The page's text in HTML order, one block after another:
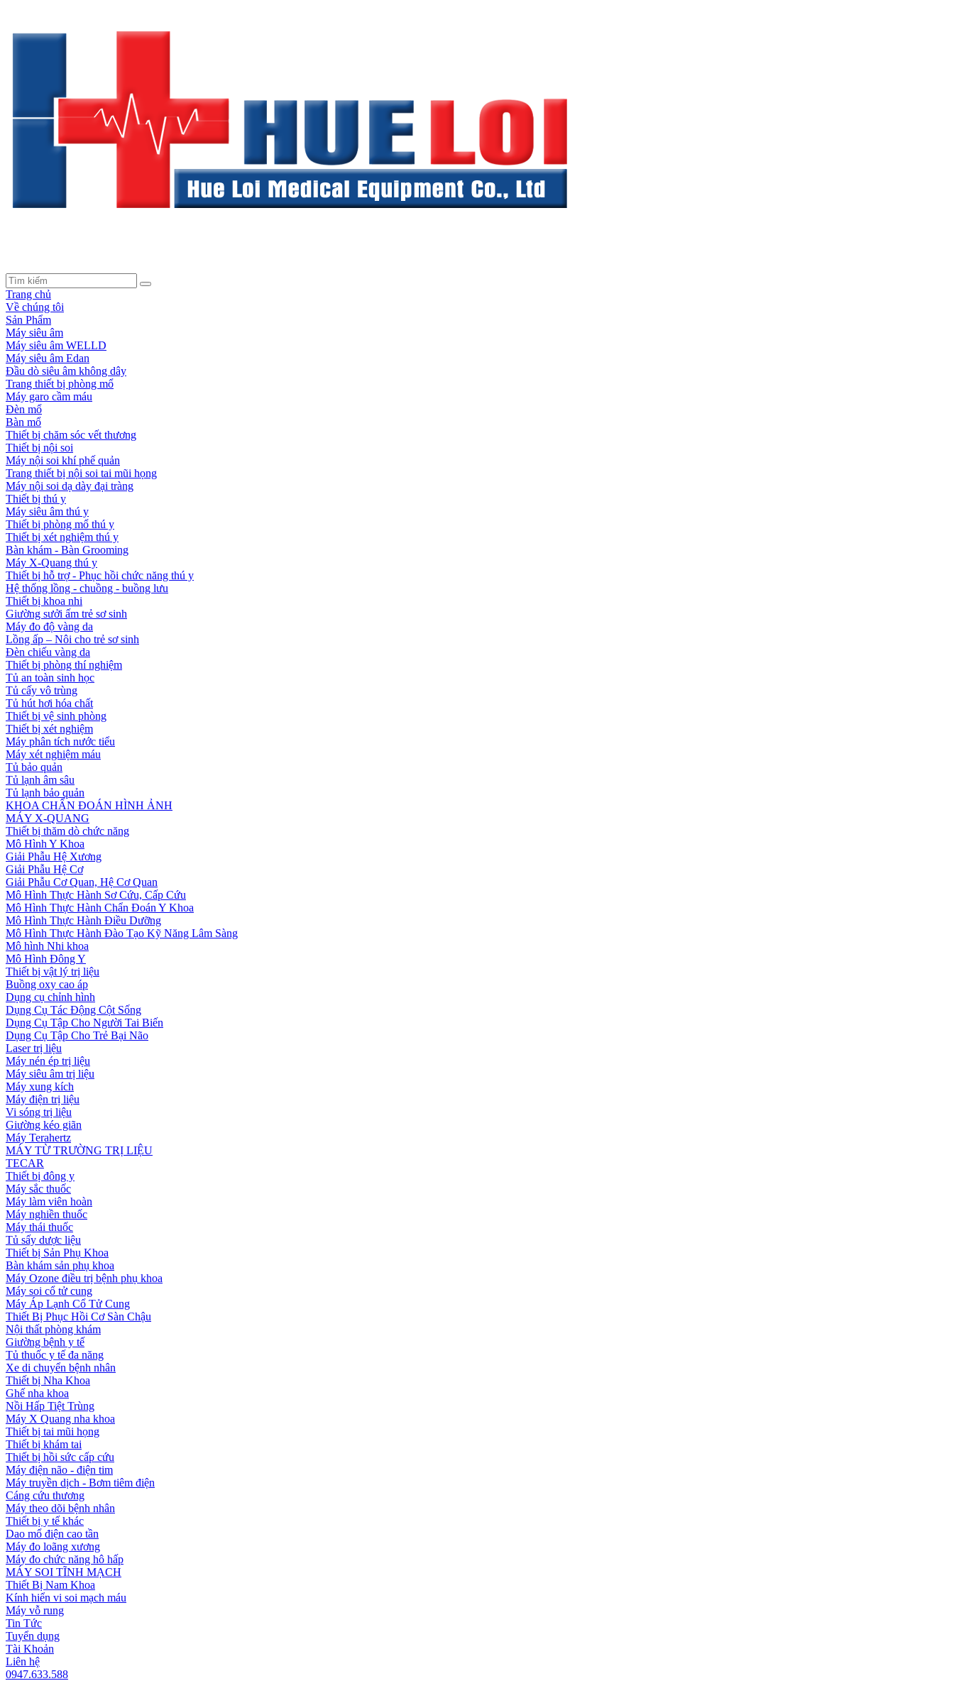
Trang chủ
Về chúng tôi
Sản Phẩm
Máy siêu âm
Máy siêu âm WELLD
Máy siêu âm Edan
Đầu dò siêu âm không dây
Trang thiết bị phòng mổ
Máy garo cầm máu
Đèn mổ
Bàn mổ
Thiết bị chăm sóc vết thương
Thiết bị nội soi
Máy nội soi khí phế quản
Trang thiết bị nội soi tai mũi họng
Máy nội soi dạ dày đại tràng
Thiết bị thú y
Máy siêu âm thú y
Thiết bị phòng mổ thú y
Thiết bị xét nghiệm thú y
Bàn khám - Bàn Grooming
Máy X-Quang thú y
Thiết bị hỗ trợ - Phục hồi chức năng thú y
Hệ thống lồng - chuồng - buồng lưu
Thiết bị khoa nhi
Giường sưởi ấm trẻ sơ sinh
Máy đo độ vàng da
Lồng ấp – Nôi cho trẻ sơ sinh
Đèn chiếu vàng da
Thiết bị phòng thí nghiệm
Tủ an toàn sinh học
Tủ cấy vô trùng
Tủ hút hơi hóa chất
Thiết bị vệ sinh phòng
Thiết bị xét nghiệm
Máy phân tích nước tiểu
Máy xét nghiệm máu
Tủ bảo quản
Tủ lạnh âm sâu
Tủ lạnh bảo quản
KHOA CHẨN ĐOÁN HÌNH ẢNH
MÁY X-QUANG
Thiết bị thăm dò chức năng
Mô Hình Y Khoa
Giải Phẫu Hệ Xương
Giải Phẫu Hệ Cơ
Giải Phẫu Cơ Quan, Hệ Cơ Quan
Mô Hình Thực Hành Sơ Cứu, Cấp Cứu
Mô Hình Thực Hành Chẩn Đoán Y Khoa
Mô Hình Thực Hành Điều Dưỡng
Mô Hình Thực Hành Đào Tạo Kỹ Năng Lâm Sàng
Mô hình Nhi khoa
Mô Hình Đông Y
Thiết bị vật lý trị liệu
Buồng oxy cao áp
Dụng cụ chỉnh hình
Dụng Cụ Tác Động Cột Sống
Dụng Cụ Tập Cho Người Tai Biến
Dụng Cụ Tập Cho Trẻ Bại Não
Laser trị liệu
Máy nén ép trị liệu
Máy siêu âm trị liệu
Máy xung kích
Máy điện trị liệu
Vi sóng trị liệu
Giường kéo giãn
Máy Terahertz
MÁY TỪ TRƯỜNG TRỊ LIỆU
TECAR
Thiết bị đông y
Máy sắc thuốc
Máy làm viên hoàn
Máy nghiền thuốc
Máy thái thuốc
Tủ sấy dược liệu
Thiết bị Sản Phụ Khoa
Bàn khám sản phụ khoa
Máy Ozone điều trị bệnh phụ khoa
Máy soi cổ tử cung
Máy Áp Lạnh Cổ Tử Cung
Thiết Bị Phục Hồi Cơ Sàn Chậu
Nội thất phòng khám
Giường bệnh y tế
Tủ thuốc y tế đa năng
Xe di chuyển bệnh nhân
Thiết bị Nha Khoa
Ghế nha khoa
Nồi Hấp Tiệt Trùng
Máy X Quang nha khoa
Thiết bị tai mũi họng
Thiết bị khám tai
Thiết bị hồi sức cấp cứu
Máy điện não - điện tim
Máy truyền dịch - Bơm tiêm điện
Cáng cứu thương
Máy theo dõi bệnh nhân
Thiết bị y tế khác
Dao mổ điện cao tần
Máy đo loãng xương
Máy đo chức năng hô hấp
MÁY SOI TĨNH MẠCH
Thiết Bị Nam Khoa
Kính hiển vi soi mạch máu
Máy vỗ rung
Tin Tức
Tuyển dụng
Tài Khoản
Liên hệ
0947.633.588